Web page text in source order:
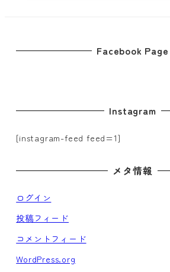
Facebook Page
Instagram
[instagram-feed feed=1]
メタ情報
ログイン
投稿フィード
コメントフィード
WordPress.org